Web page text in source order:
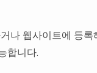
나 웹사이트에 등록
합니다.